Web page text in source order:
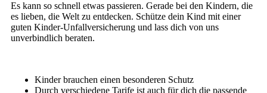
Es kann so schnell etwas passieren. Gerade bei den Kindern, die
es lieben, die Welt zu entdecken. Schütze dein Kind mit einer
guten Kinder-Unfallversicherung und lass dich von uns
unverbindlich beraten.
Kinder brauchen einen besonderen Schutz
Durch verschiedene Tarife ist auch für dich die passende